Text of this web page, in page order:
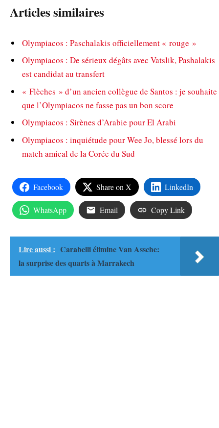
Articles similaires
Olympiacos : Paschalakis officiellement « rouge »
Olympiacos : De sérieux dégâts avec Vatslik, Pashalakis
est candidat au transfert
« Flèches » d’un ancien collègue de Santos : je souhaite
que l’Olympiacos ne fasse pas un bon score
Olympiacos : Sirènes d’Arabie pour El Arabi
Olympiacos : inquiétude pour Wee Jo, blessé lors du
match amical de la Corée du Sud
Facebook Share on X LinkedIn
WhatsApp Email Copy Link
Lire aussi : Carabelli élimine Van Assche:
la surprise des quarts à Marrakech